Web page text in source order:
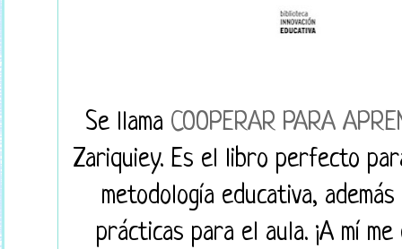
Se llama COOPERAR PARA
Zariquiey. Es el libro perfecto
metodología educativa,
prácticas para el aula. ¡A mí